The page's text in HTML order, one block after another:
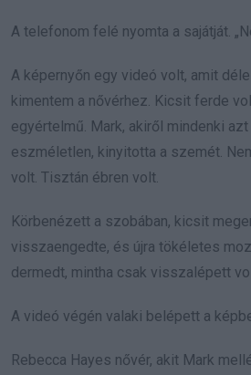
A telefonom felé nyomta a sajátját.
A képernyőn egy videó volt, amit
kimentem a nővérhez. Kicsit ferde
egyértelmű. Mark, akiről mindenki
eszméletlen, kinyitotta a szemét.
volt. Tisztán ébren volt.
Körbenézett a szobában, kicsit
visszaengedte, és újra tökéletes
dermedt, mintha csak visszalépett
A videó végén valaki belépett a
Rebecca Hayes nővér, akit Mark